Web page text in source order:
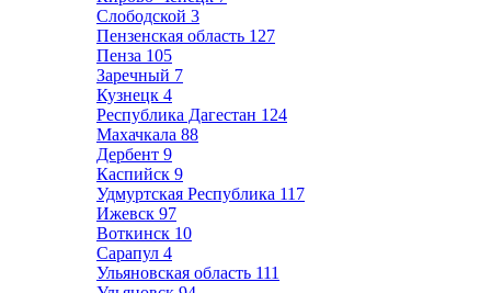
Слободской 3
Пензенская область 127
Пенза 105
Заречный 7
Кузнецк 4
Республика Дагестан 124
Махачкала 88
Дербент 9
Каспийск 9
Удмуртская Республика 117
Ижевск 97
Воткинск 10
Сарапул 4
Ульяновская область 111